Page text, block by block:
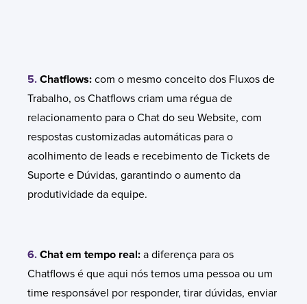
5. Chatflows: com o mesmo conceito dos Fluxos de
Trabalho, os Chatflows criam uma régua de
relacionamento para o Chat do seu Website, com
respostas customizadas automáticas para o
acolhimento de leads e recebimento de Tickets de
Suporte e Dúvidas, garantindo o aumento da
produtividade da equipe.
6. Chat em tempo real: a diferença para os
Chatflows é que aqui nós temos uma pessoa ou um
time responsável por responder, tirar dúvidas, enviar